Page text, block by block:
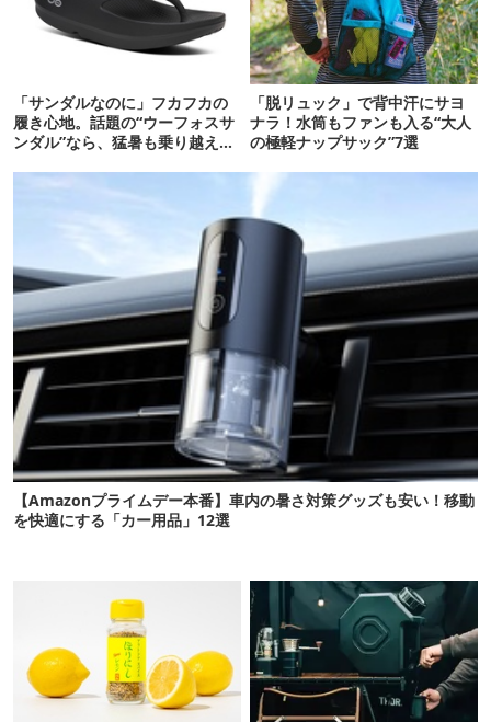
「サンダルなのに」フカフカの
履き心地。話題の“ウーフォスサ
ンダル”なら、猛暑も乗り越えら
「脱リュック」で背中汗にサヨ
ナラ！水筒もファンも入る“大人
の極軽ナップサック”7選
【Amazonプライムデー本番】車内の暑さ対策グッズも安い！移動
を快適にする「カー用品」12選